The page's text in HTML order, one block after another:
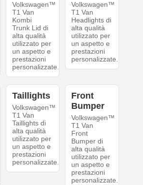
Volkswagen™
T1 Van
Kombi
Trunk Lid di
alta qualità
utilizzato per
un aspetto e
prestazioni
personalizzate.
Volkswagen™
T1 Van
Headlights di
alta qualità
utilizzato per
un aspetto e
prestazioni
personalizzate.
Taillights
Volkswagen™
T1 Van
Taillights di
alta qualità
utilizzato per
un aspetto e
prestazioni
personalizzate.
Front
Bumper
Volkswagen™
T1 Van
Front
Bumper di
alta qualità
utilizzato per
un aspetto e
prestazioni
personalizzate.